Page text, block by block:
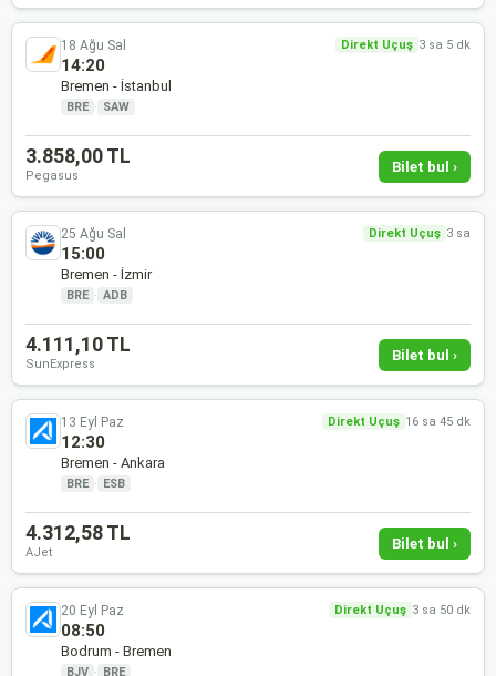
18 Ağu Sal Direkt Uçuş 3 sa 5 dk
14:20
Bremen - İstanbul
BRE · SAW
3.858,00 TL
Pegasus
Bilet bul ›
25 Ağu Sal Direkt Uçuş 3 sa
15:00
Bremen - İzmir
BRE · ADB
4.111,10 TL
SunExpress
Bilet bul ›
13 Eyl Paz Direkt Uçuş 16 sa 45 dk
12:30
Bremen - Ankara
BRE · ESB
4.312,58 TL
AJet
Bilet bul ›
20 Eyl Paz Direkt Uçuş 3 sa 50 dk
08:50
Bodrum - Bremen
BJV · BRE